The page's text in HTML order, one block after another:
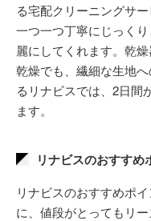
る宅配クリーニングサ
一つ一つ丁寧にじっく
麗にしてくれます。乾
乾燥でも、繊細な生地
るリナビスでは、2日間
ます。
リナビスのおすすめ
リナビスのおすすめポ
に、値段がとってもリ